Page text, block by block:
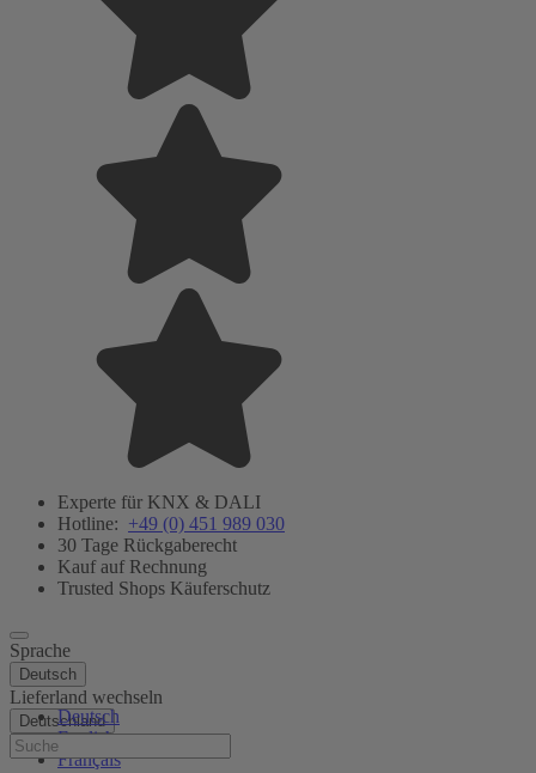
Experte für KNX & DALI
Hotline: +49 (0) 451 989 030
30 Tage Rückgaberecht
Kauf auf Rechnung
Trusted Shops Käuferschutz
Sprache
Deutsch
Deutsch
English
Français
Lieferland wechseln
Deutschland
Hilfe